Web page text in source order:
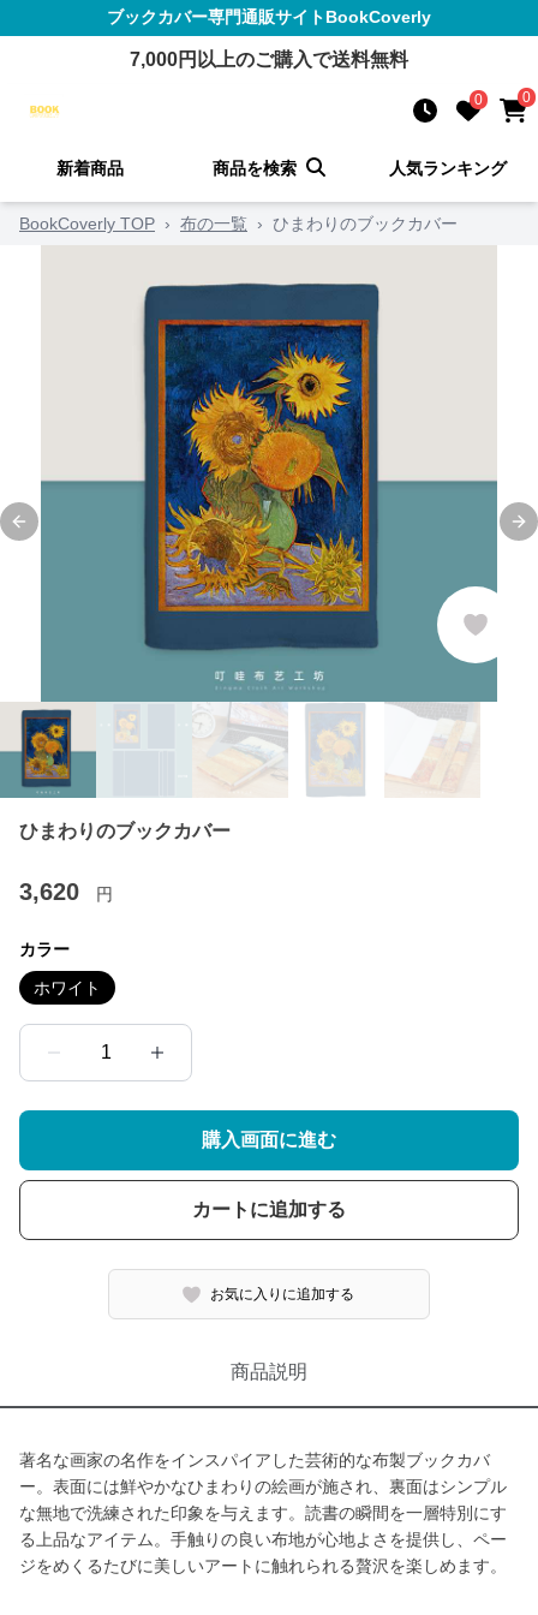
ブックカバー専門通販サイトBookCoverly
7,000円以上のご購入で送料無料
0 0
新着商品 商品を検索 人気ランキング
BookCoverly TOP › 布の一覧 › ひまわりのブックカバー
Previous slide
ひまわりのブックカバー
3,620 円
カラー
ホワイト
1
購入画面に進む
カートに追加する
お気に入りに追加する
商品説明
著名な画家の名作をインスパイアした芸術的な布製ブックカバ
ー。表面には鮮やかなひまわりの絵画が施され、裏面はシンプル
な無地で洗練された印象を与えます。読書の瞬間を一層特別にす
る上品なアイテム。手触りの良い布地が心地よさを提供し、ペー
ジをめくるたびに美しいアートに触れられる贅沢を楽しめます。